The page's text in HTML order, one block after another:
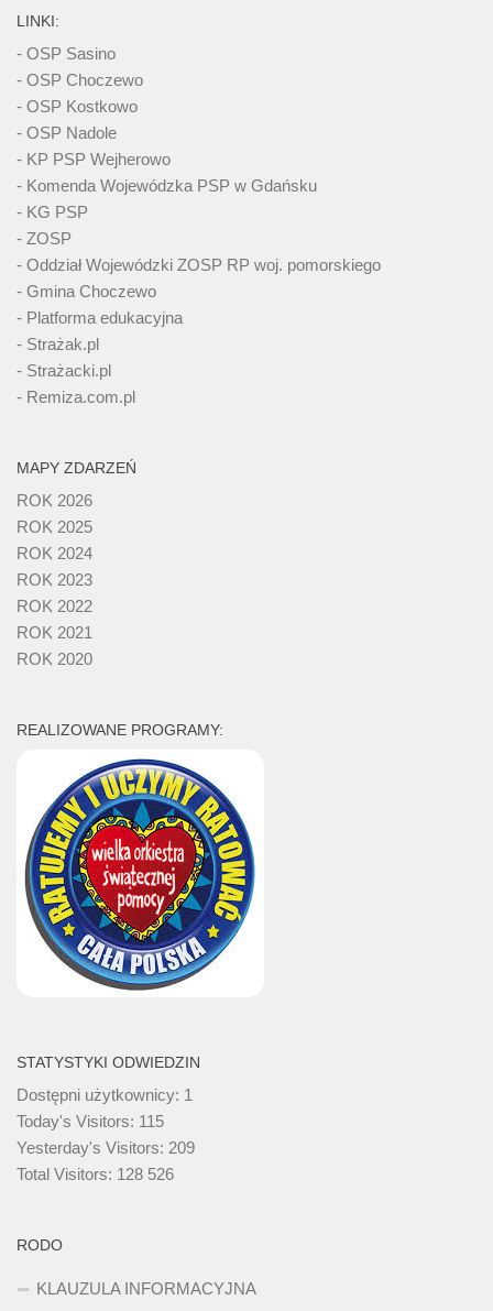
LINKI:
- OSP Sasino
- OSP Choczewo
- OSP Kostkowo
- OSP Nadole
- KP PSP Wejherowo
- Komenda Wojewódzka PSP w Gdańsku
- KG PSP
- ZOSP
- Oddział Wojewódzki ZOSP RP woj. pomorskiego
- Gmina Choczewo
- Platforma edukacyjna
- Strażak.pl
- Strażacki.pl
- Remiza.com.pl
MAPY ZDARZEŃ
ROK 2026
ROK 2025
ROK 2024
ROK 2023
ROK 2022
ROK 2021
ROK 2020
REALIZOWANE PROGRAMY:
STATYSTYKI ODWIEDZIN
Dostępni użytkownicy: 1
Today's Visitors: 115
Yesterday's Visitors: 209
Total Visitors: 128 526
RODO
KLAUZULA INFORMACYJNA